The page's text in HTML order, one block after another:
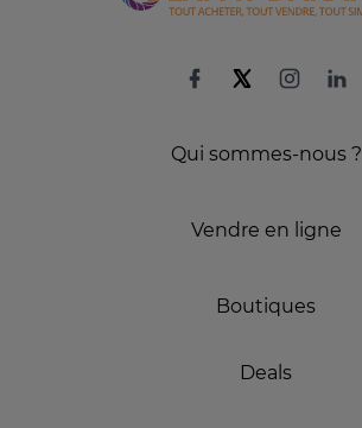
Qui sommes-nous ?
Vendre en ligne
Boutiques
Deals